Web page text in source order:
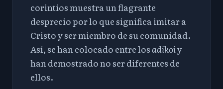
corintios muestra un flagrante
desprecio por lo que significa imitar a
Cristo y ser miembro de su comunidad.
Así, se han colocado entre losadikoiy
han demostrado no ser diferentes de
ellos.